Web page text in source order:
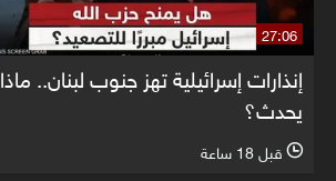
27:06
إنذارات إسرائيلية تهز جنوب لبنان.. ماذا
يحدث؟
l قبل 18 ساعة